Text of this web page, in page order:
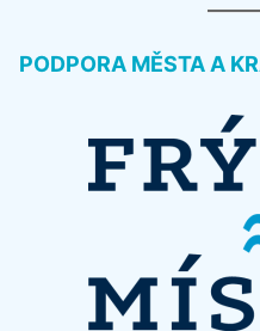
PODPORA MĚSTA A